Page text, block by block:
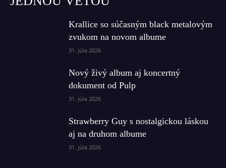
Krallice so súčasným black metalovým
zvukom na novom albume
31. júla 2026
Nový živý album aj koncertný
dokument od Pulp
31. júla 2026
Strawberry Guy s nostalgickou láskou
aj na druhom albume
31. júla 2026